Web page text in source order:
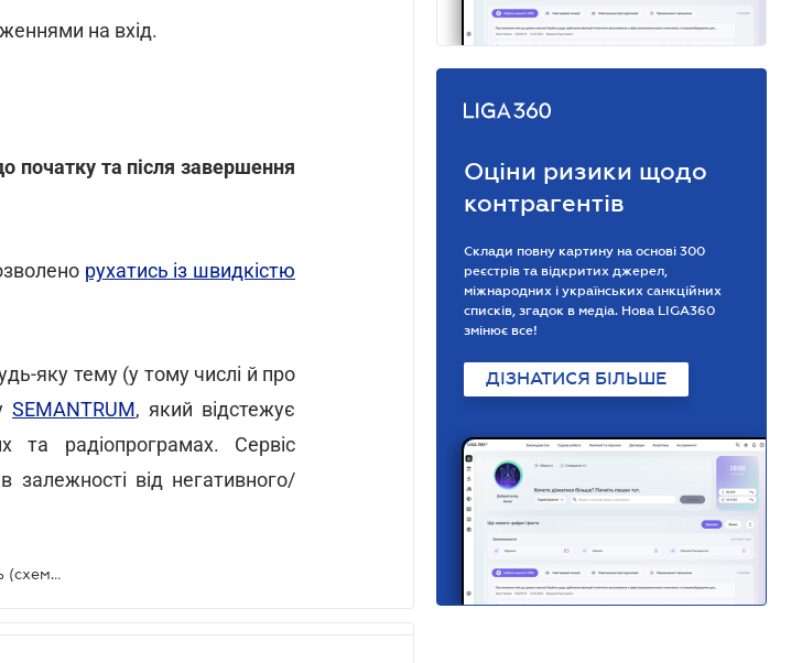
на вхід.
початку та після завершення
рухатись із швидкістю
яку тему (у тому числі й про
SEMANTRUM, який відстежує
та радіопрограмах. Сервіс
залежності від негативного/
Рух навколо «Олімпійського» перекривають на увесь день (схема вулиць)
Оціни ризики щодо
контрагентів
Склади повну картину на основі 300
реєстрів та відкритих джерел,
міжнародних і українських санкційних
списків, згадок в медіа. Нова LIGA360
змінює все!
ДІЗНАТИСЯ БІЛЬШЕ